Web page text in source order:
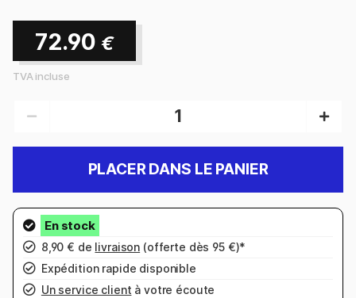
72.90 €
TVA incluse
PLACER DANS LE PANIER
8,90 € de livraison (offerte dès 95 €)*
Expédition rapide disponible
Un service client à votre écoute